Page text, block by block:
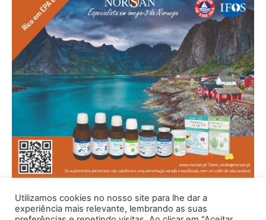
Utilizamos cookies no nosso site para lhe dar a
experiência mais relevante, lembrando as suas